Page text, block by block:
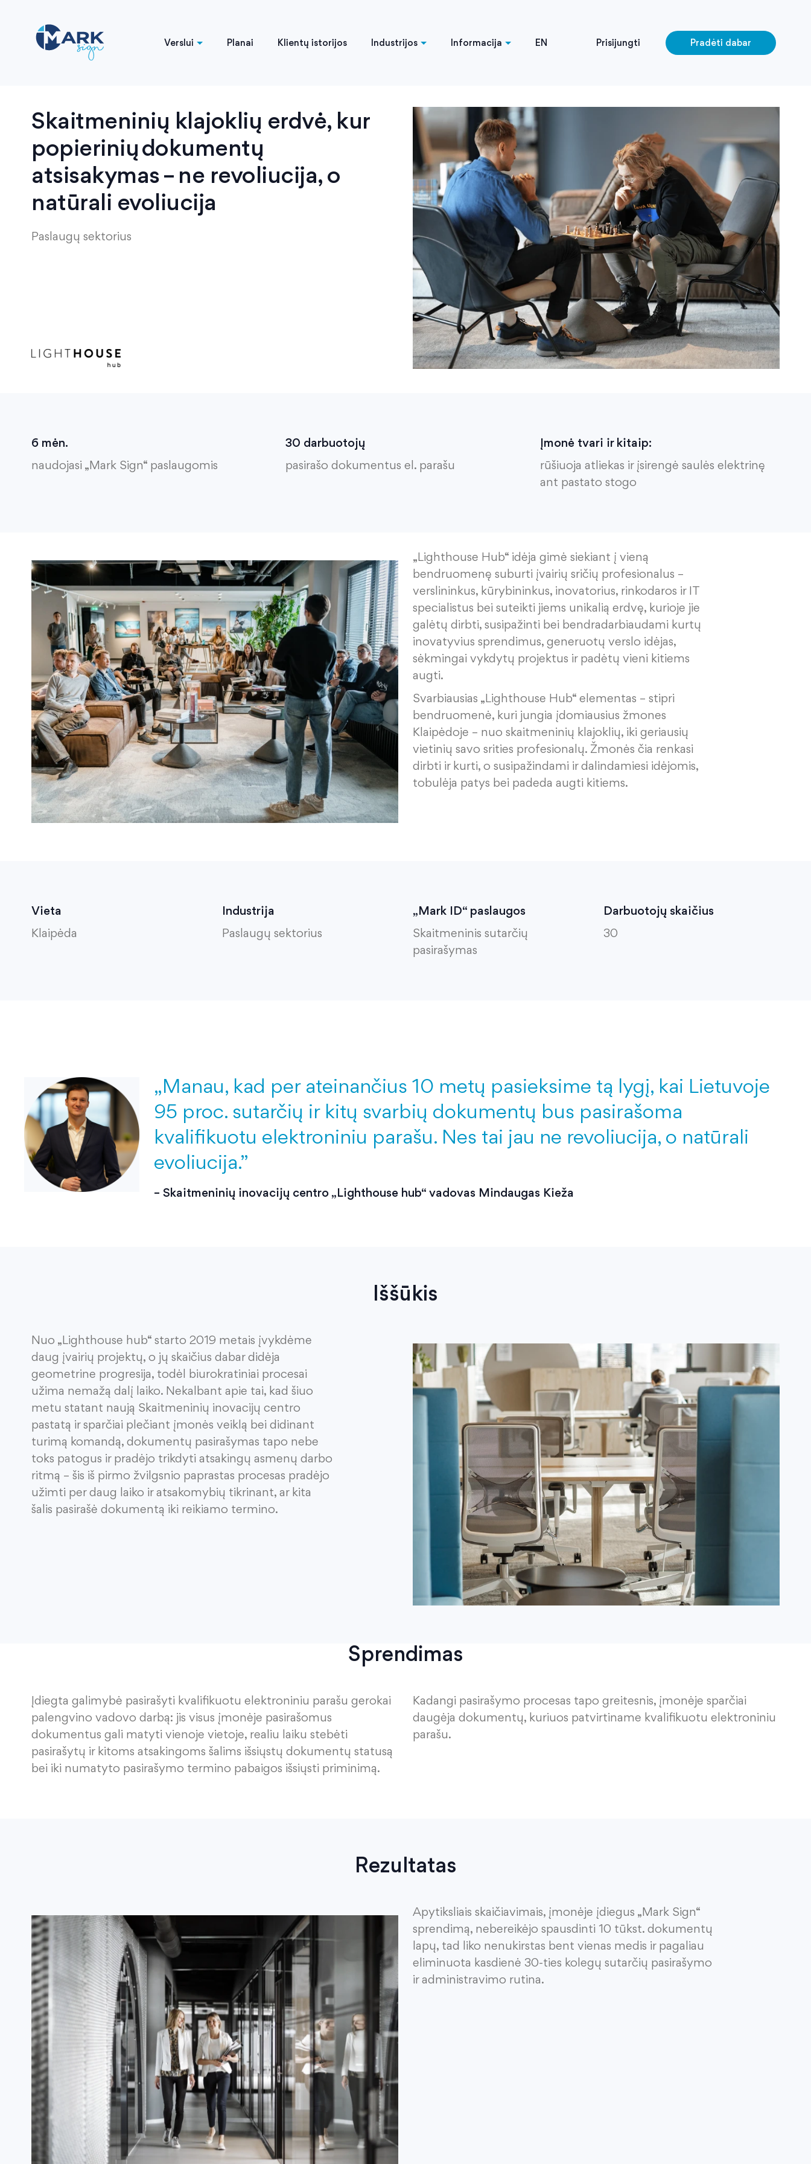
Verslui Planai Klientų istorijos Industrijos Informacija EN Prisijungti Pradėti dabar
Skaitmeninių klajoklių erdvė, kur
popierinių dokumentų
atsisakymas – ne revoliucija, o
natūrali evoliucija
Paslaugų sektorius
6 mėn.
naudojasi „Mark Sign“ paslaugomis
30 darbuotojų
pasirašo dokumentus el. parašu
Įmonė tvari ir kitaip:
rūšiuoja atliekas ir įsirengė saulės elektrinę
ant pastato stogo
„Lighthouse Hub“ idėja gimė siekiant į vieną
bendruomenę suburti įvairių sričių profesionalus –
verslininkus, kūrybininkus, inovatorius, rinkodaros ir IT
specialistus bei suteikti jiems unikalią erdvę, kurioje jie
galėtų dirbti, susipažinti bei bendradarbiaudami kurtų
inovatyvius sprendimus, generuotų verslo idėjas,
sėkmingai vykdytų projektus ir padėtų vieni kitiems
augti.
Svarbiausias „Lighthouse Hub“ elementas – stipri
bendruomenė, kuri jungia įdomiausius žmones
Klaipėdoje – nuo skaitmeninių klajoklių, iki geriausių
vietinių savo srities profesionalų. Žmonės čia renkasi
dirbti ir kurti, o susipažindami ir dalindamiesi idėjomis,
tobulėja patys bei padeda augti kitiems.
Vieta
Klaipėda
Industrija
Paslaugų sektorius
„Mark ID“ paslaugos
Skaitmeninis sutarčių
pasirašymas
Darbuotojų skaičius
30
„Manau, kad per ateinančius 10 metų pasieksime tą lygį, kai Lietuvoje
95 proc. sutarčių ir kitų svarbių dokumentų bus pasirašoma
kvalifikuotu elektroniniu parašu. Nes tai jau ne revoliucija, o natūrali
evoliucija.”
– Skaitmeninių inovacijų centro „Lighthouse hub“ vadovas Mindaugas Kieža
Iššūkis
Nuo „Lighthouse hub“ starto 2019 metais įvykdėme
daug įvairių projektų, o jų skaičius dabar didėja
geometrine progresija, todėl biurokratiniai procesai
užima nemažą dalį laiko. Nekalbant apie tai, kad šiuo
metu statant naują Skaitmeninių inovacijų centro
pastatą irsparčiai plečiant įmonės veiklą bei didinant
turimą komandą, dokumentų pasirašymas tapo nebe
toks patogus ir pradėjo trikdyti atsakingų asmenų darbo
ritmą – šis iš pirmo žvilgsnio paprastas procesas pradėjo
užimti per daug laiko ir atsakomybių tikrinant, ar kita
šalis pasirašė dokumentą iki reikiamo termino.
Sprendimas
Įdiegta galimybė pasirašyti kvalifikuotu elektroniniu parašu gerokai
palengvino vadovo darbą: jis visus įmonėje pasirašomus
dokumentus gali matyti vienoje vietoje, realiu laiku stebėti
pasirašytų ir kitoms atsakingoms šalims išsiųstų dokumentų statusą
bei iki numatyto pasirašymo termino pabaigos išsiųsti priminimą.
Kadangi pasirašymo procesas tapo greitesnis, įmonėje sparčiai
daugėja dokumentų, kuriuos patvirtiname kvalifikuotu elektroniniu
parašu.
Rezultatas
Apytiksliais skaičiavimais, įmonėje įdiegus „Mark Sign“
sprendimą, nebereikėjo spausdinti 10 tūkst. dokumentų
lapų, tad liko nenukirstas bent vienas medis ir pagaliau
eliminuota kasdienė 30-ties kolegų sutarčių pasirašymo
ir administravimo rutina.